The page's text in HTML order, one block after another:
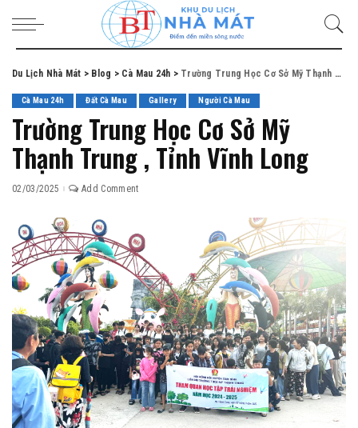
Du Lịch Nhà Mát > Blog > Cà Mau 24h > Trường Trung Học Cơ Sở Mỹ Thạnh Trung , Tỉnh Vĩnh Long
Cà Mau 24h Đất Cà Mau Gallery Người Cà Mau
Trường Trung Học Cơ Sở Mỹ
Thạnh Trung , Tỉnh Vĩnh Long
02/03/2025 Add Comment